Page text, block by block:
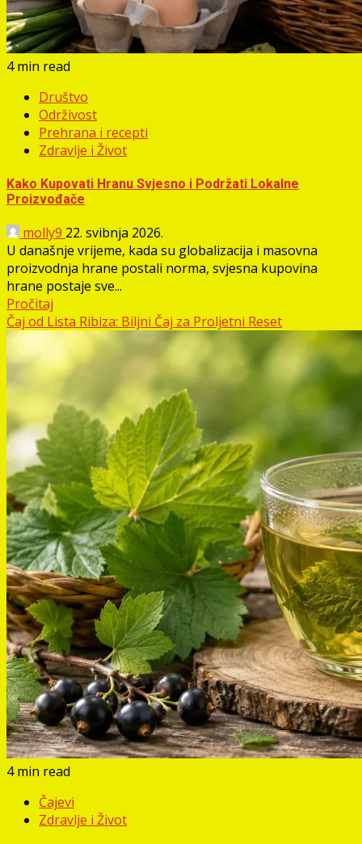
4 min read
Društvo
Održivost
Prehrana i recepti
Zdravlje i Život
Kako Kupovati Hranu Svjesno i Podržati Lokalne
Proizvođače
molly9 22. svibnja 2026.
U današnje vrijeme, kada su globalizacija i masovna
proizvodnja hrane postali norma, svjesna kupovina
hrane postaje sve...
Pročitaj
Čaj od Lista Ribiza: Biljni Čaj za Proljetni Reset
4 min read
Čajevi
Zdravlje i Život